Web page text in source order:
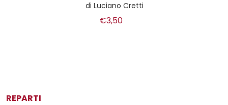
di Luciano Cretti
€3,50
REPARTI